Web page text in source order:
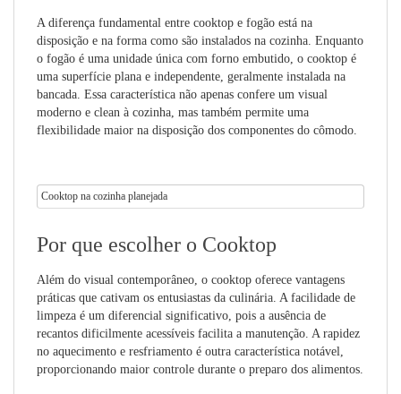
A diferença fundamental entre cooktop e fogão está na
disposição e na forma como são instalados na cozinha. Enquanto
o fogão é uma unidade única com forno embutido, o cooktop é
uma superfície plana e independente, geralmente instalada na
bancada. Essa característica não apenas confere um visual
moderno e clean à cozinha, mas também permite uma
flexibilidade maior na disposição dos componentes do cômodo.
Cooktop na cozinha planejada
Por que escolher o Cooktop
Além do visual contemporâneo, o cooktop oferece vantagens
práticas que cativam os entusiastas da culinária. A facilidade de
limpeza é um diferencial significativo, pois a ausência de
recantos dificilmente acessíveis facilita a manutenção. A rapidez
no aquecimento e resfriamento é outra característica notável,
proporcionando maior controle durante o preparo dos alimentos.